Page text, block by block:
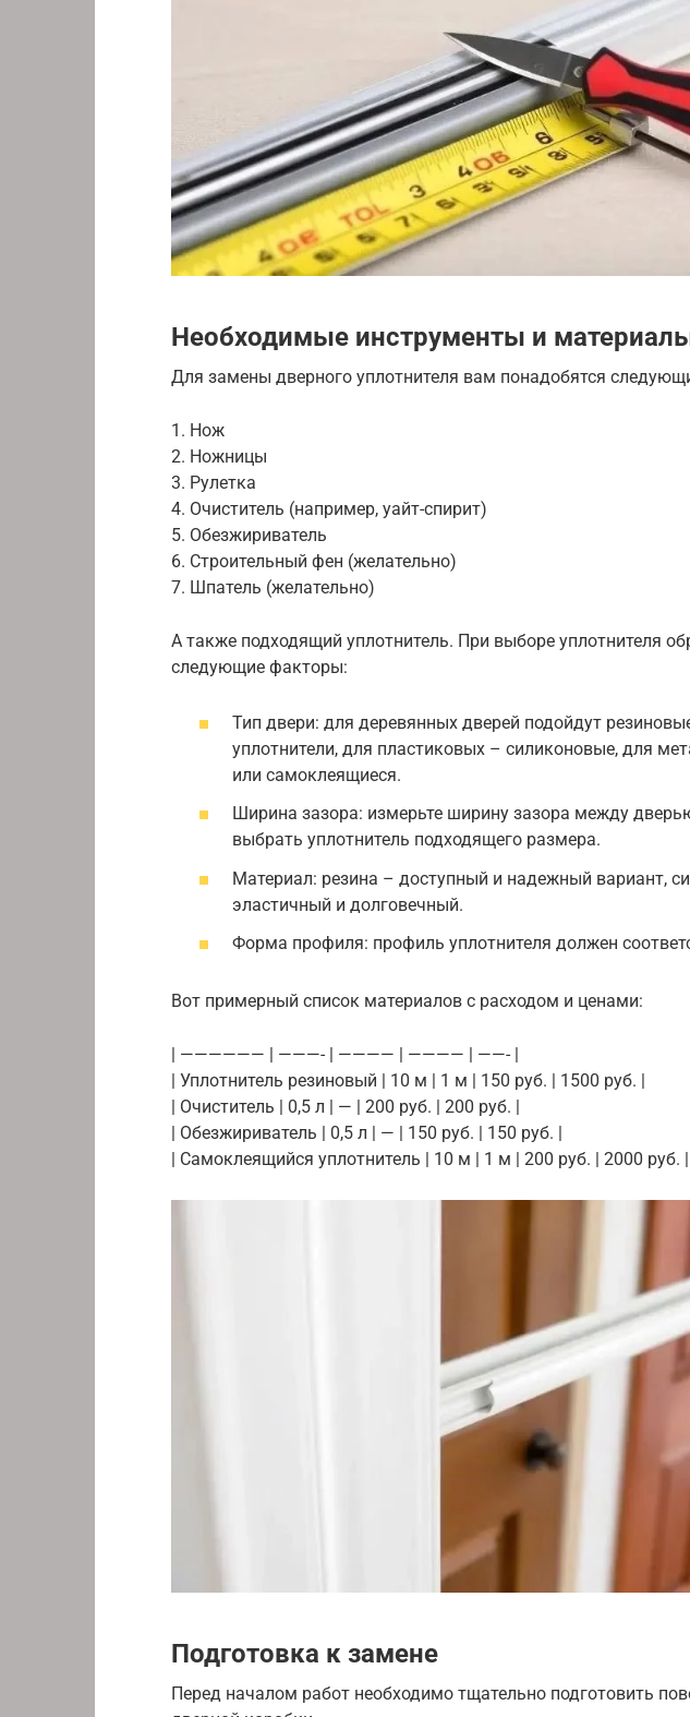
Необходимые инструменты и
Для замены дверного уплотнителя вам понадобятся
1. Нож
2. Ножницы
3. Рулетка
4. Очиститель (например, уайт-спирит)
5. Обезжириватель
6. Строительный фен (желательно)
7. Шпатель (желательно)
А также подходящий уплотнитель. При выборе уплотнителя
следующие факторы:
Тип двери: для деревянных дверей подойдут
уплотнители, для пластиковых – силиконовые, для
или самоклеящиеся.
Ширина зазора: измерьте ширину зазора между
выбрать уплотнитель подходящего размера.
Материал: резина – доступный и надежный вариант,
эластичный и долговечный.
Форма профиля: профиль уплотнителя должен
Вот примерный список материалов с расходом и ценами:
| —————— | ———- | ———— | ———— | ——- |
| Уплотнитель резиновый | 10 м | 1 м | 150 руб. | 1500 руб. |
| Очиститель | 0,5 л | — | 200 руб. | 200 руб. |
| Обезжириватель | 0,5 л | — | 150 руб. | 150 руб. |
| Самоклеящийся уплотнитель | 10 м | 1 м | 200 руб. | 2000 руб. |
Подготовка к замене
Перед началом работ необходимо тщательно подготовить